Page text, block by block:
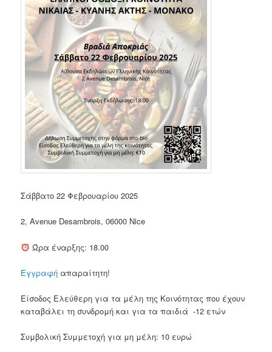
Σάββατο 22 Φεβρουαρίου 2025
2, Avenue Desambrois, 06000 Nice
Ώρα έναρξης: 18.00
Εγγραφή απαραίτητη!
Είσοδος Ελεύθερη για τα μέλη της Κοινότητας που έχουν
καταβάλει τη συνδρομή και για τα παιδιά -12 ετών
Συμβολική Συμμετοχή για μη μέλη: 10 ευρώ